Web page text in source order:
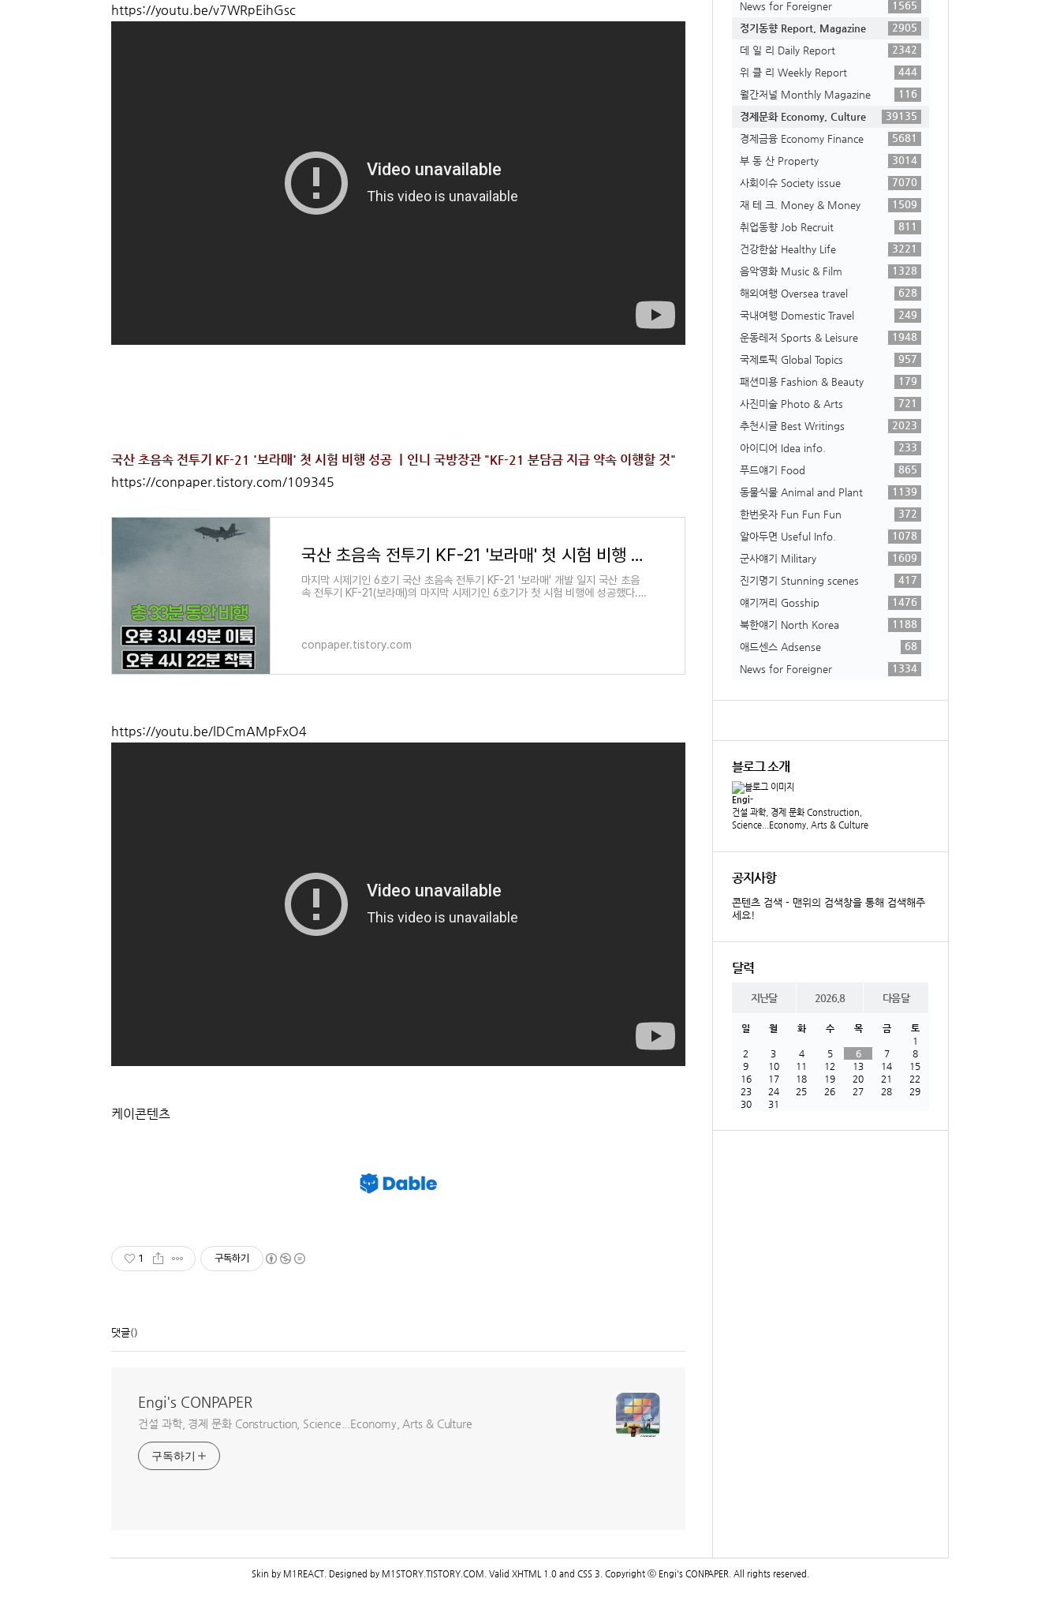
https://youtu.be/v7WRpEihGsc
국산 초음속 전투기 KF-21 '보라매' 첫 시험 비행 성공 ㅣ인니 국방장관 "KF-21 분담금 지급 약속 이행할 것"
https://conpaper.tistory.com/109345
국산 초음속 전투기 KF-21 '보라매' 첫 시험 비행 성공 ㅣ인니 국방장관 "KF-21 분담금 지급 약속 이
마지막 시제기인 6호기 국산 초음속 전투기 KF-21 '보라매' 개발 일지 국산 초음
속 전투기 KF-21(보라매)의 마지막 시제기인 6호기가 첫 시험 비행에 성공했다.
conpaper.tistory.com
https://youtu.be/lDCmAMpFxO4
케이콘텐츠
1 구독하기
댓글()
Engi's CONPAPER
건설 과학, 경제 문화 Construction, Science...Economy, Arts & Culture
구독하기
News for Foreigner
1565
정기동향 Report, Magazine
2905
데 일 리 Daily Report
2342
위 클 리 Weekly Report
444
월간저널 Monthly Magazine
116
경제문화 Economy, Culture
39135
경제금융 Economy Finance
5681
부 동 산 Property
3014
사회이슈 Society issue
7070
재 테 크. Money & Money
1509
취업동향 Job Recruit
811
건강한삶 Healthy Life
3221
음악영화 Music & Film
1328
해외여행 Oversea travel
628
국내여행 Domestic Travel
249
운동레저 Sports & Leisure
1948
국제토픽 Global Topics
957
패션미용 Fashion & Beauty
179
사진미술 Photo & Arts
721
추천시글 Best Writings
2023
아이디어 Idea info.
233
푸드얘기 Food
865
동물식물 Animal and Plant
1139
한번웃자 Fun Fun Fun
372
알아두면 Useful Info.
1078
군사얘기 Military
1609
진기명기 Stunning scenes
417
얘기꺼리 Gosship
1476
북한얘기 North Korea
1188
애드센스 Adsense
68
News for Foreigner
1334
블로그 소개
Engi-
건설 과학, 경제 문화 Construction,
Science...Economy, Arts & Culture
공지사항
콘텐츠 검색 - 맨위의 검색창을 통해 검색해주
세요!
달력
지난달 2026.8 다음달
일 월 화 수 목 금
토
1
2
3 4 5 6 7
8
9
10 11 12 13 14
15
16
17 18 19 20 21
22
23
24 25 26 27 28
29
30
31
Skin by M1REACT. Designed by M1STORY.TISTORY.COM . Valid XHTML 1.0 and CSS 3 . Copyright ⓒ Engi's CONPAPER . All rights reserved.